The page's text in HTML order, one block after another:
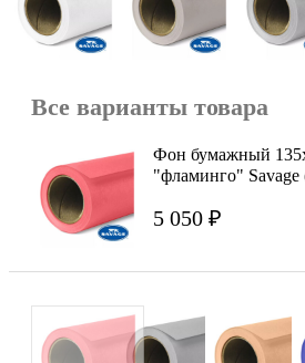
Все варианты товара
Фон бумажный
"фламинго" Savage
5 050 ₽